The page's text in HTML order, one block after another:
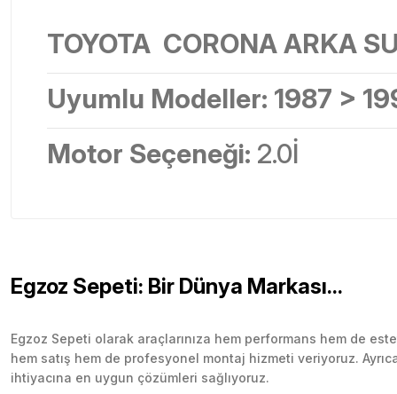
TOYOTA CORONA ARKA
Uyumlu Modeller: 1987 >
Motor Seçeneği: 2.0İ
Egzoz Sepeti: Bir Dünya Markası...
Egzoz Sepeti olarak araçlarınıza hem performans hem de
hem satış hem de profesyonel montaj hizmeti veriyoruz.
ihtiyacına en uygun çözümleri sağlıyoruz.